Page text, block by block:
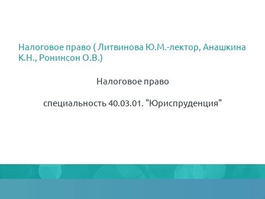
Налоговое право ( Литвинова Ю.М.-лектор, Анашкина
К.Н., Ронинсон О.В.)
Налоговое право
специальность 40.03.01. "Юриспруденция"
Blöcke